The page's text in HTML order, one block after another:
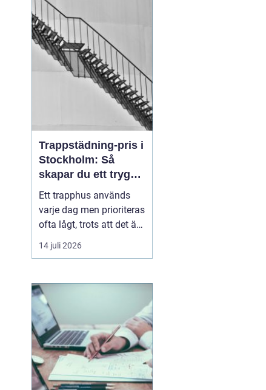
erfarenhet, köpa eller
sälja föremål genom
några få kli...
Trappstädning-pris i
Stockholm: Så
skapar du ett tryggt
och trivsamt
trapphus
Ett trapphus används
varje dag men prioriteras
ofta lågt, trots att det är
det första som möter
både boende,
besökare. Genom
professionell
trappstädning i
Stockholm får
fastigheten ...
14 juli 2026